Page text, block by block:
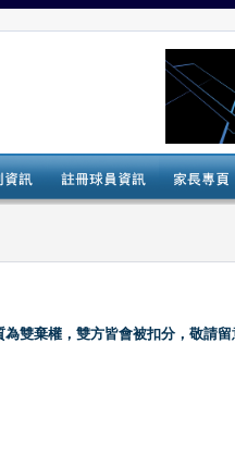
雙棄權，雙方皆會被扣分，敬請留